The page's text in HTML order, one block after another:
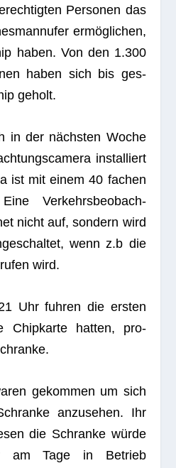
Per­so­nen das
ermög­li­chen,
haben. Von den 1.300
haben sich bis ges­
geholt.
in der nächs­ten Woche
instal­liert
ist mit einem 40 fachen
Ver­kehrs­be­ob­ach­
nicht auf, son­dern wird
wenn z.b die
wird.
Uhr fuh­ren die ers­ten
Chip­karte hat­ten, pro­
gekom­men um sich
anzu­se­hen. Ihr
die Schranke würde
am Tage in Betrieb